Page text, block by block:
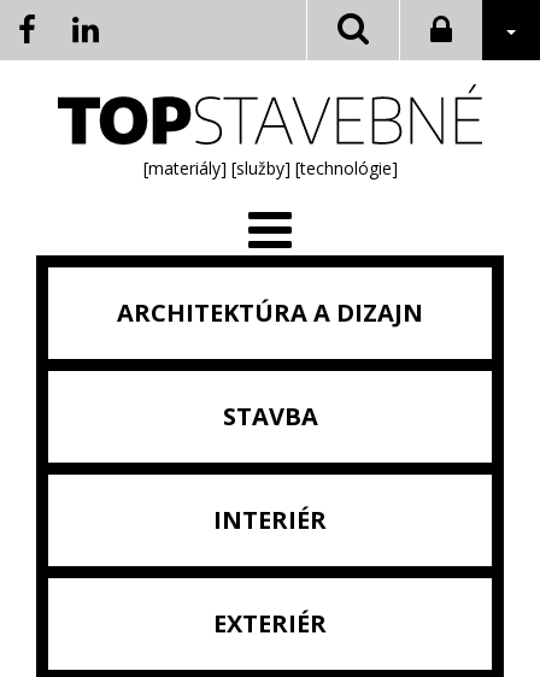
[materiály] [služby] [technológie]
ARCHITEKTÚRA A DIZAJN
STAVBA
INTERIÉR
EXTERIÉR